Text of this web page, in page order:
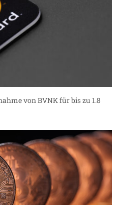
von BVNK für bis zu 1.8